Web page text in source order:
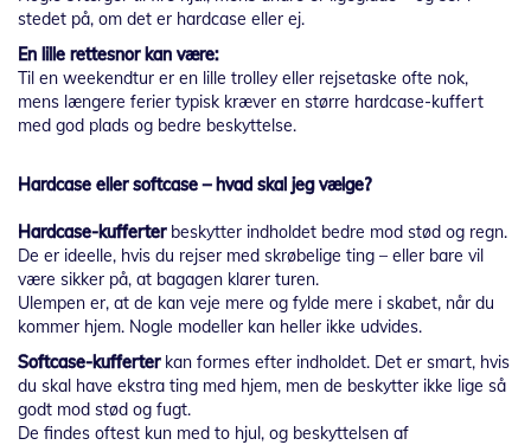
stedet på, om det er hardcase eller ej.
En lille rettesnor kan være:
Til en weekendtur er en lille trolley eller rejsetaske ofte nok,
mens længere ferier typisk kræver en større hardcase-kuffert
med god plads og bedre beskyttelse.
Hardcase eller softcase – hvad skal jeg vælge?
Hardcase-kufferterbeskytter indholdet bedre mod stød og regn.
De er ideelle, hvis du rejser med skrøbelige ting – eller bare vil
være sikker på, at bagagen klarer turen.
Ulempen er, at de kan veje mere og fylde mere i skabet, når du
kommer hjem. Nogle modeller kan heller ikke udvides.
Softcase-kufferterkan formes efter indholdet. Det er smart, hvis
du skal have ekstra ting med hjem, men de beskytter ikke lige så
godt mod stød og fugt.
De findes oftest kun med to hjul, og beskyttelsen af